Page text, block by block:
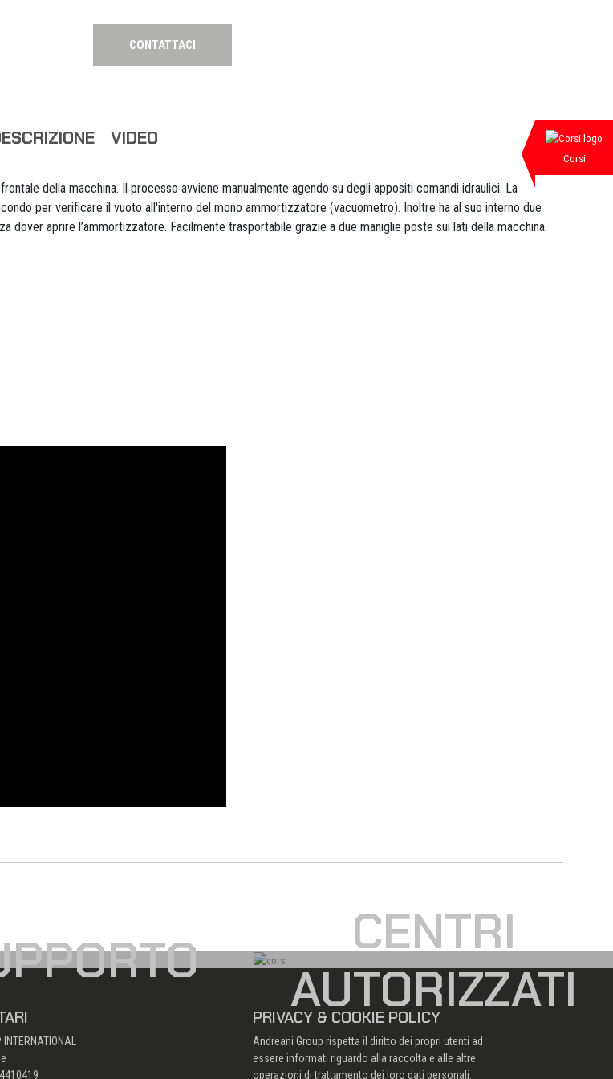
CONTATTACI
VIDEO
della macchina. Il processo avviene manualmente agendo su degli appositi comandi idraulici. La
per verificare il vuoto all'interno del mono ammortizzatore (vacuometro). Inoltre ha al suo interno due
aprire l’ammortizzatore. Facilmente trasportabile grazie a due maniglie poste sui lati della macchina.
CENTRI
AUTORIZZATI
INTERNATIONAL
PRIVACY & COOKIE POLICY
Andreani Group rispetta il diritto dei propri utenti ad
essere informati riguardo alla raccolta e alle altre
operazioni di trattamento dei loro dati personali.
Corsi